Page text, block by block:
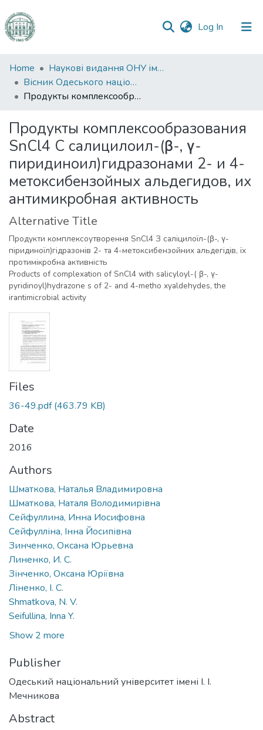
Log In (current)
Communities
&
Collections
Statistics
Home
Наукові видання ОНУ імені І. І. Мечникова
Вісник Одеського національного університету. Хімія
Продукты комплексообразования SnCl4 С салицилоил-(β-, γ-пиридиноил)гидразонами 2- и 4-метоксибензойных альдегидов, их антимикробная активность
Продукты комплексообразования
SnCl4 С салицилоил-(β-, γ-
пиридиноил)гидразонами 2- и 4-
метоксибензойных альдегидов, их
антимикробная активность
Alternative Title
Продукти комплексоутворення SnCl4 З саліцилоїл-(β-, γ-
піридиноїл)гідразонів 2- та 4-метоксибензойних альдегідів, їх
протимікробна активність
Products of complexation of SnCl4 with salicyloyl-( β-, γ-
pyridinoyl)hydrazone s of 2- and 4-metho xyaldehydes, the
irantimicrobial activity
Files
36-49.pdf(463.79 KB)
Date
2016
Authors
Шматкова, Наталья Владимировна
Шматкова, Наталя Володимирівна
Сейфуллина, Инна Иосифовна
Сейфулліна, Інна Йосипівна
Зинченко, Оксана Юрьевна
Линенко, И. С.
Зінченко, Оксана Юріївна
Ліненко, І. С.
Shmatkova, N. V.
Seifullina, Inna Y.
Show 2 more
Publisher
Одеський національний університет імені І. І.
Мечникова
Abstract